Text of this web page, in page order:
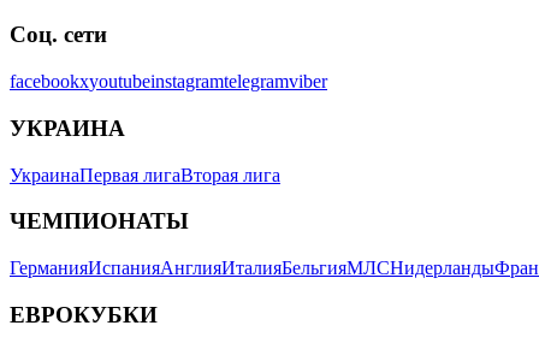
Соц. сети
facebookxyoutubeinstagramtelegramviber
УКРАИНА
УкраинаПервая лигаВторая лига
ЧЕМПИОНАТЫ
ГерманияИспанияАнглияИталияБельгияМЛСНидерланды
ЕВРОКУБКИ